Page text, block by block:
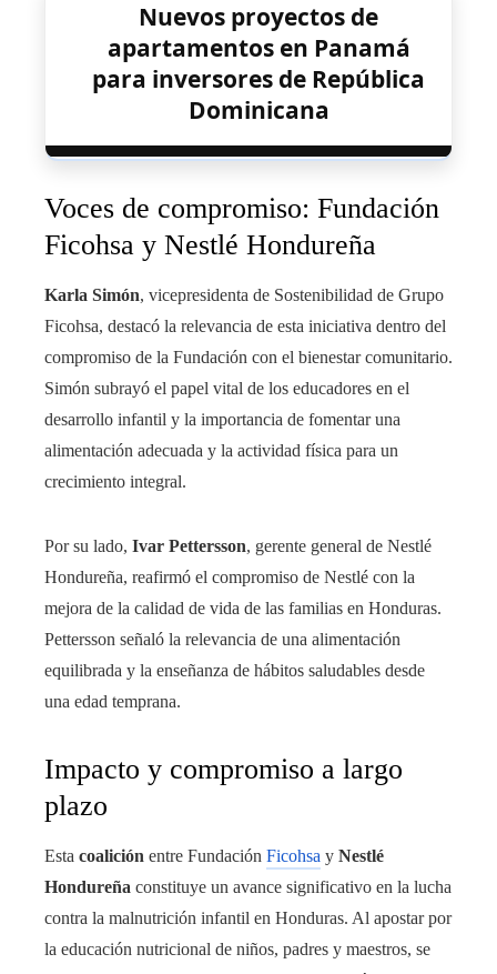
Nuevos proyectos de
apartamentos en Panamá
para inversores de República
Dominicana
Voces de compromiso: Fundación
Ficohsa y Nestlé Hondureña
Karla Simón, vicepresidenta de Sostenibilidad de Grupo
Ficohsa, destacó la relevancia de esta iniciativa dentro del
compromiso de la Fundación con el bienestar comunitario.
Simón subrayó el papel vital de los educadores en el
desarrollo infantil y la importancia de fomentar una
alimentación adecuada y la actividad física para un
crecimiento integral.
Por su lado, Ivar Pettersson, gerente general de Nestlé
Hondureña, reafirmó el compromiso de Nestlé con la
mejora de la calidad de vida de las familias en Honduras.
Pettersson señaló la relevancia de una alimentación
equilibrada y la enseñanza de hábitos saludables desde
una edad temprana.
Impacto y compromiso a largo
plazo
Esta coalición entre Fundación Ficohsa y Nestlé
Hondureña constituye un avance significativo en la lucha
contra la malnutrición infantil en Honduras. Al apostar por
la educación nutricional de niños, padres y maestros, se